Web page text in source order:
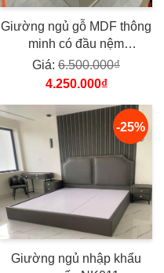
Giường ngủ gỗ MDF thông
minh có đầu nệm
(GTMDN)
Giá: 6.500.000₫
4.250.000₫
-25%
Giường ngủ nhập khẩu